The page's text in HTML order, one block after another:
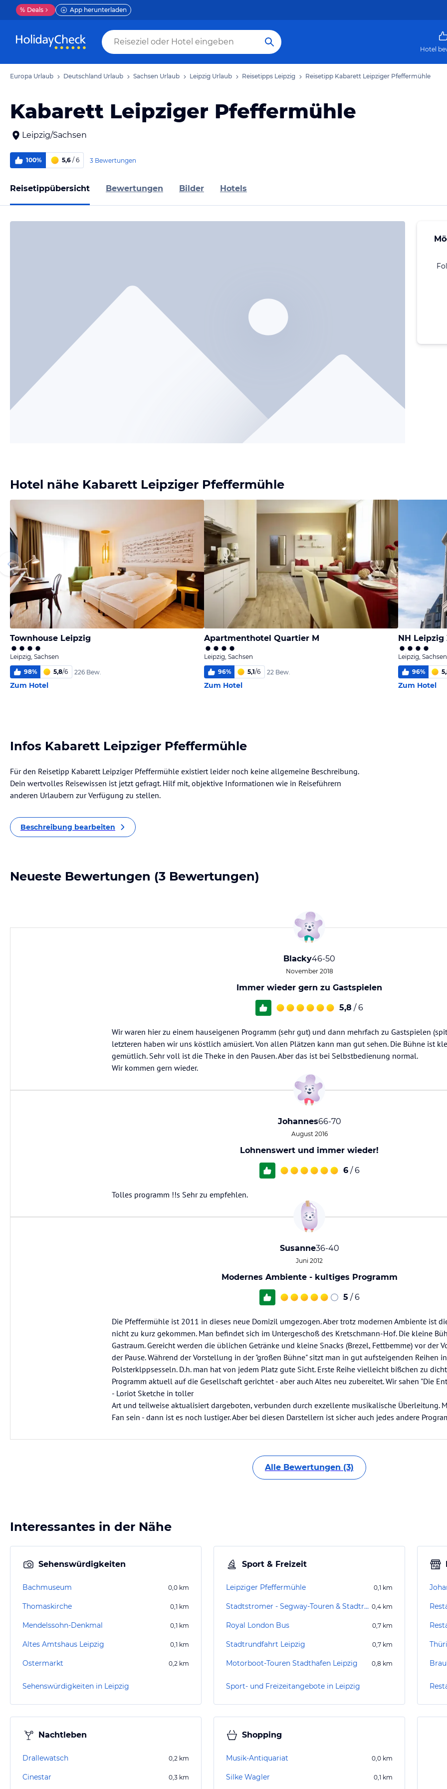
% Deals App herunterladen
Hotel
Europa Urlaub Deutschland Urlaub Sachsen Urlaub Leipzig Urlaub Reisetipps Leipzig Reisetipp Kabarett Leipziger Pfeffermühle
Kabarett Leipziger Pfeffermühle
Leipzig/Sachsen
100% 5,6 / 6 3 Bewertungen
Reisetippübersicht Bewertungen Bilder Hotels
Hotel nähe Kabarett Leipziger Pfeffermühle
Townhouse Leipzig
Leipzig, Sachsen
98% 5,8/6 226 Bew.
Zum Hotel
Apartmenthotel Quartier M
Leipzig, Sachsen
96% 5,1/6 22 Bew.
Zum Hotel
NH
Leipzig, Sachsen
96%
Zum Hotel
Infos Kabarett Leipziger Pfeffermühle
Für den Reisetipp Kabarett Leipziger Pfeffermühle existiert leider noch keine allgemeine Beschreibung.
Dein wertvolles Reisewissen ist jetzt gefragt. Hilf mit, objektive Informationen wie in Reiseführern
anderen Urlaubern zur Verfügung zu stellen.
Beschreibung bearbeiten
Neueste Bewertungen (3 Bewertungen)
Blacky46-50
November 2018
Immer wieder gern zu Gastspielen
5,8 / 6
Wir waren hier zu einem hauseigenen Programm (sehr gut) und dann mehrfach zu Gastspielen
letzteren haben wir uns köstlich amüsiert. Von allen Plätzen kann man gut sehen. Die Bühne ist
gemütlich. Sehr voll ist die Theke in den Pausen. Aber das ist bei Selbstbedienung normal.
Wir kommen gern wieder.
Johannes66-70
August 2016
Lohnenswert und immer wieder!
6 / 6
Tolles programm !!s Sehr zu empfehlen.
Susanne36-40
Juni 2012
Modernes Ambiente - kultiges Programm
5 / 6
Die Pfeffermühle ist 2011 in dieses neue Domizil umgezogen. Aber trotz modernen Ambiente ist
nicht zu kurz gekommen. Man befindet sich im Untergeschoß des Kretschmann-Hof. Die kleine
Gastraum. Gereicht werden die üblichen Getränke und kleine Snacks (Brezel, Fettbemme) vor der
der Pause. Während der Vorstellung in der "großen Bühne" sitzt man in gut aufsteigenden Reihen
Polsterklppsesseln. D.h. man hat von jedem Platz gute Sicht. Erste Reihe vielleicht bißchen zu
Programm aktuell auf die Gesellschaft gerichtet - aber auch Altes neu zubereitet. Wir sahen "Die
- Loriot Sketche in toller
Art und teilweise aktualisiert dargeboten, verbunden durch exzellente musikalische Überleitung.
Fan sein - dann ist es noch lustiger. Aber bei diesen Darstellern ist sicher auch jedes andere
Alle Bewertungen (3)
Interessantes in der Nähe
Sehenswürdigkeiten
Bachmuseum 0,0 km
Thomaskirche 0,1 km
Mendelssohn-Denkmal 0,1 km
Altes Amtshaus Leipzig 0,1 km
Ostermarkt 0,2 km
Sehenswürdigkeiten in Leipzig
Sport & Freizeit
Leipziger Pfeffermühle 0,1 km
Stadtstromer - Segway-Touren & Stadtrundgänge in Leipzig 0,4 km
Royal London Bus 0,7 km
Stadtrundfahrt Leipzig 0,7 km
Motorboot-Touren Stadthafen Leipzig 0,8 km
Sport- und Freizeitangebote in Leipzig
Nachtleben
Drallewatsch 0,2 km
Cinestar 0,3 km
Shopping
Musik-Antiquariat 0,0 km
Silke Wagler 0,1 km